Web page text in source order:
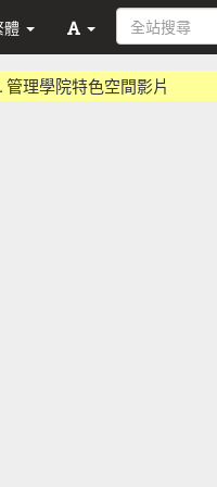
管理學院特色空間影片